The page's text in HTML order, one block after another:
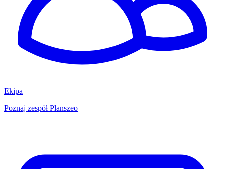
Ekipa
Poznaj zespół Planszeo